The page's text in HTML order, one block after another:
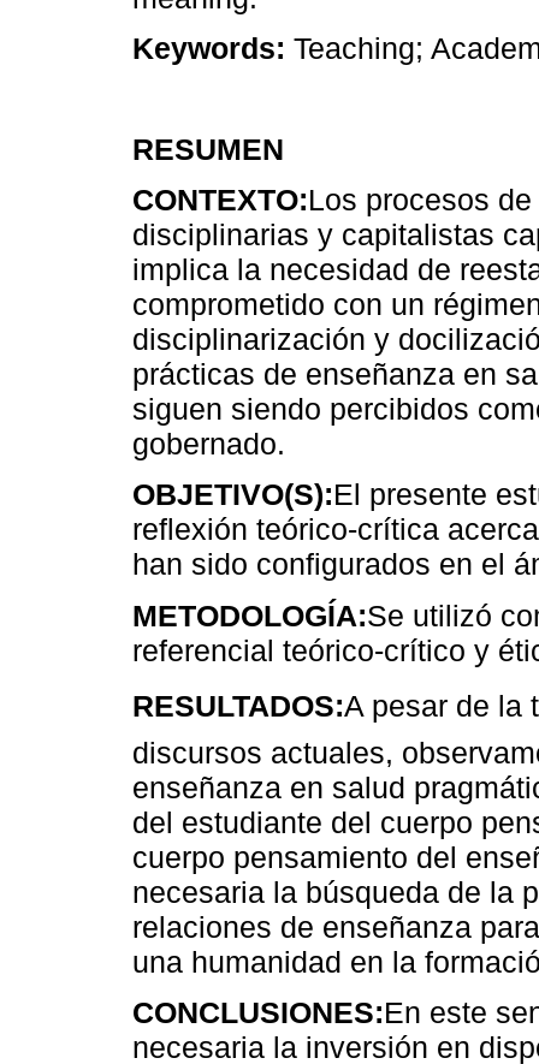
Keywords: Teaching;
RESUMEN
CONTEXTO:Los procesos
disciplinarias y capitalistas
implica la necesidad de
comprometido con un
disciplinarización y
prácticas de enseñanza en
siguen siendo percibidos
gobernado.
OBJETIVO(S):El presente
reflexión teórico-crítica
han sido configurados en el
METODOLOGÍA:Se utilizó
referencial teórico-crítico y
RESULTADOS:A pesar de la
discursos actuales,
enseñanza en salud
del estudiante del cuerpo
cuerpo pensamiento del
necesaria la búsqueda de la
relaciones de enseñanza
una humanidad en la
CONCLUSIONES:En este
necesaria la inversión en